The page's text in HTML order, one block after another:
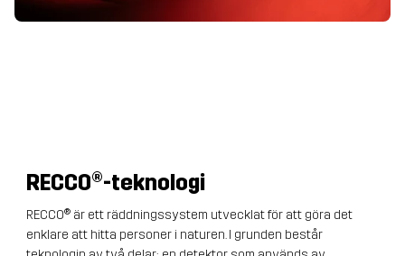
RECCO®-teknologi
RECCO® är ett räddningssystem utvecklat för att göra det
enklare att hitta personer i naturen. I grunden består